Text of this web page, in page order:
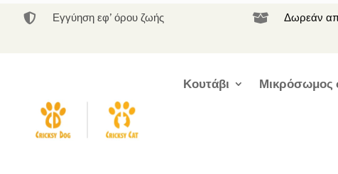
 Εγγύηση εφ’ όρου ζωής  Δωρεάν
Κουτάβι Μικρόσωμος